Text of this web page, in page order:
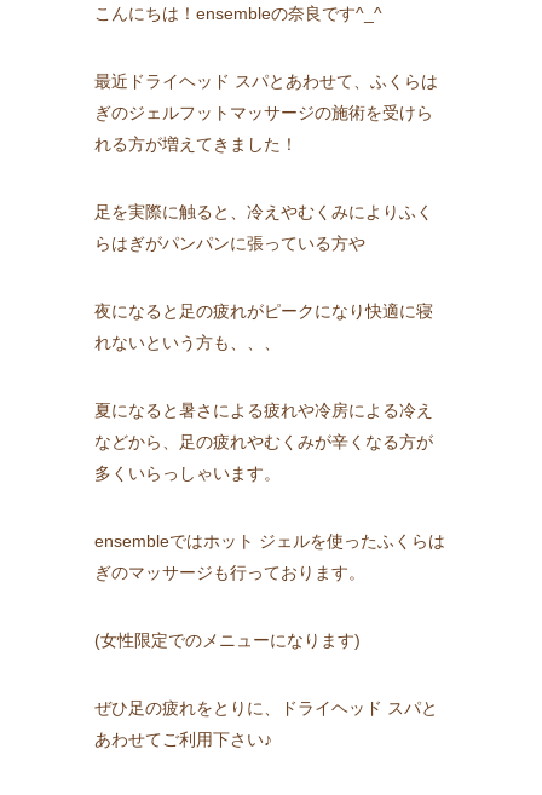
こんにちは！ensembleの奈良です^_^
最近ドライヘッド スパとあわせて、ふくらは
ぎのジェルフットマッサージの施術を受けら
れる方が増えてきました！
足を実際に触ると、冷えやむくみによりふく
らはぎがパンパンに張っている方や
夜になると足の疲れがピークになり快適に寝
れないという方も、、、
夏になると暑さによる疲れや冷房による冷え
などから、足の疲れやむくみが辛くなる方が
多くいらっしゃいます。
ensembleではホット ジェルを使ったふくらは
ぎのマッサージも行っております。
(女性限定でのメニューになります)
ぜひ足の疲れをとりに、ドライヘッド スパと
あわせてご利用下さい♪